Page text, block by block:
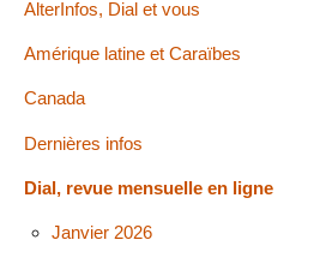
AlterInfos, Dial et vous
Amérique latine et Caraïbes
Canada
Dernières infos
Dial, revue mensuelle en ligne
Janvier 2026